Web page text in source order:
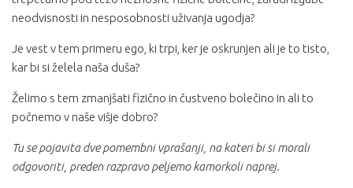
neodvisnosti in nesposobnosti uživanja ugodja?
Je vest v tem primeru ego, ki trpi, ker je oskrunjen ali je to tisto,
kar bi si želela naša duša?
Želimo s tem zmanjšati fizično in čustveno bolečino in ali to
počnemo v naše višje dobro?
Tu se pojavita dve pomembni vprašanji, na kateri bi si morali
odgovoriti, preden razpravo peljemo kamorkoli naprej.